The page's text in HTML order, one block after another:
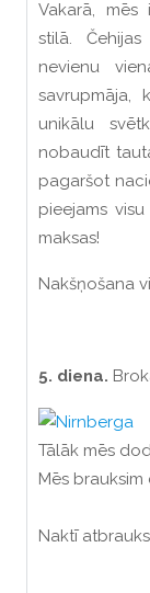
Vakarā, mēs
stilā.
nevienu
savrupmāja,
unikālu
nobaudīt
pagaršot
pieejams
maksas!
Nakšņošana
5. diena.
Tālāk mēs
Mēs
Naktī